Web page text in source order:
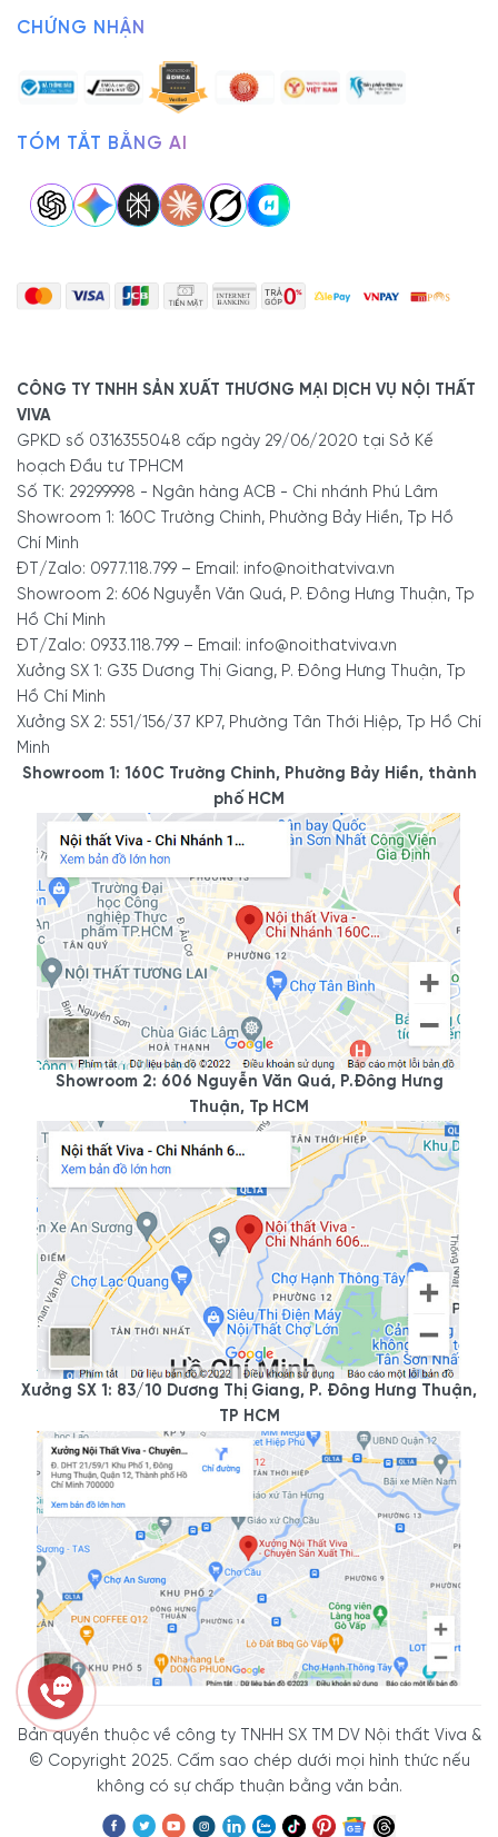
CHỨNG NHẬN
TÓM TẮT BẰNG AI
CÔNG TY TNHH SẢN XUẤT THƯƠNG MẠI DỊCH VỤ NỘI THẤT
VIVA
GPKD số 0316355048 cấp ngày 29/06/2020 tại Sở Kế
hoạch Đầu tư TPHCM
Số TK: 29299998 - Ngân hàng ACB - Chi nhánh Phú Lâm
Showroom 1: 160C Trường Chinh, Phường Bảy Hiền, Tp Hồ
Chí Minh
ĐT/Zalo: 0977.118.799 – Email: info@noithatviva.vn
Showroom 2: 606 Nguyễn Văn Quá, P. Đông Hưng Thuận, Tp
Hồ Chí Minh
ĐT/Zalo: 0933.118.799 – Email: info@noithatviva.vn
Xưởng SX 1: G35 Dương Thị Giang, P. Đông Hưng Thuận, Tp
Hồ Chí Minh
Xưởng SX 2: 551/156/37 KP7, Phường Tân Thới Hiệp, Tp Hồ Chí
Minh
Showroom 1: 160C Trường Chinh, Phường Bảy Hiền, thành
phố HCM
Showroom 2: 606 Nguyễn Văn Quá, P.Đông Hưng
Thuận, Tp HCM
Xưởng SX 1: 83/10 Dương Thị Giang, P. Đông Hưng Thuận,
TP HCM
Bản quyền thuộc về công ty TNHH SX TM DV Nội thất Viva &
© Copyright 2025. Cấm sao chép dưới mọi hình thức nếu
không có sự chấp thuận bằng văn bản.